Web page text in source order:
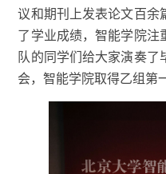
议和期刊上发表论文百余
了学业成绩，智能学院注
队的同学们给大家演奏了
会，智能学院取得乙组第